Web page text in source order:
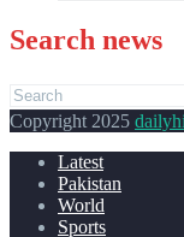
Search news
Copyright 2025
Latest
Pakistan
World
Sports